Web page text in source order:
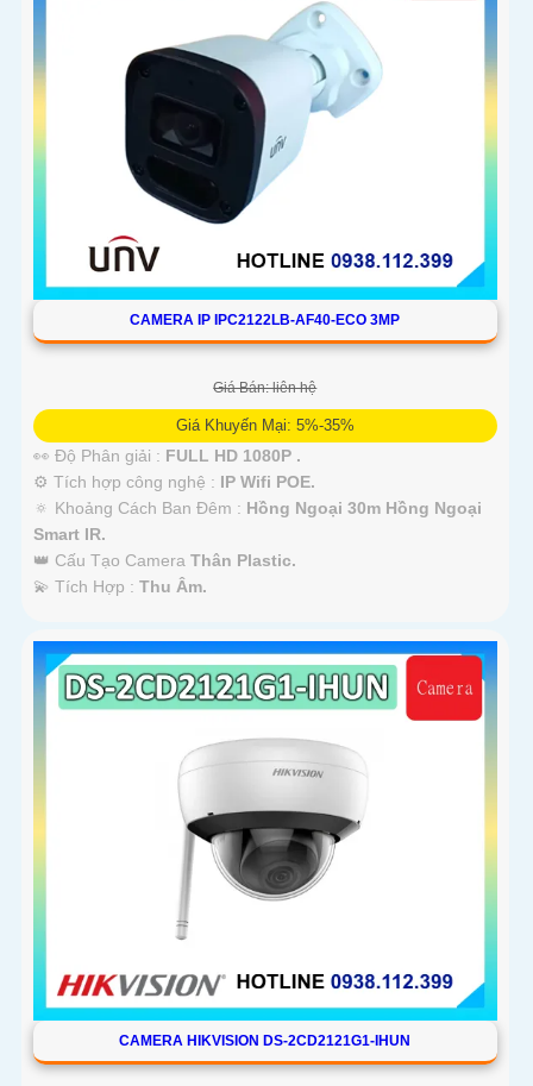
CAMERA IP IPC2122LB-AF40-ECO 3MP
Giá Bán: liên hệ
Giá Khuyến Mại: 5%-35%
👀 Độ Phân giải : FULL HD 1080P .
⚙ Tích hợp công nghệ : IP Wifi POE.
🔅 Khoảng Cách Ban Đêm : Hồng Ngoại 30m Hồng Ngoại
Smart IR.
👑 Cấu Tạo Camera Thân Plastic.
️💫 Tích Hợp : Thu Âm.
CAMERA HIKVISION DS-2CD2121G1-IHUN